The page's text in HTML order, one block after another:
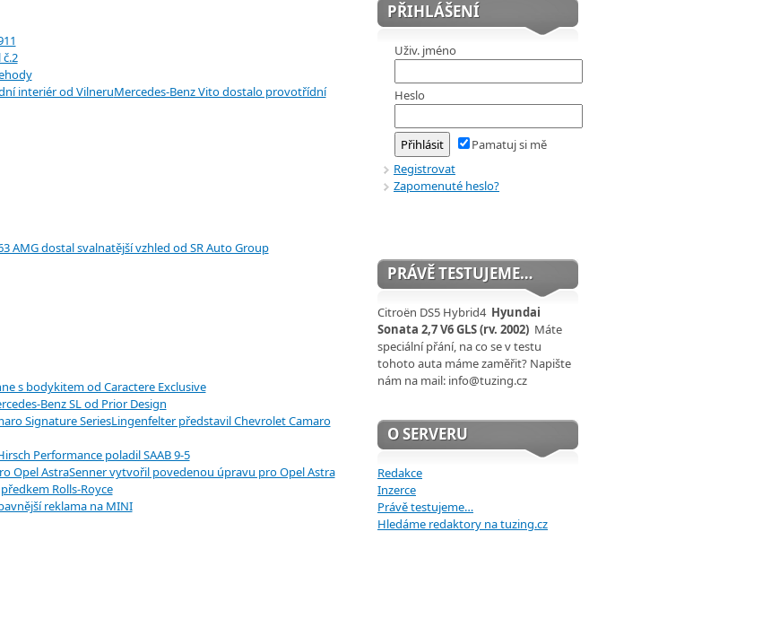
Mercedes-Benz Vito dostalo provotřídní
AMG dostal svalnatější vzhled od SR Auto Group
s bodykitem od Caractere Exclusive
Benz SL od Prior Design
Lingenfelter představil Chevrolet Camaro
Performance poladil SAAB 9-5
Senner vytvořil povedenou úpravu pro Opel Astra
Rolls-Royce
reklama na MINI
PŘIHLÁŠENÍ
Uživ. jméno
Heslo
Pamatuj si mě
Registrovat
Zapomenuté heslo?
PRÁVĚ TESTUJEME…
Citroën DS5 Hybrid4 Hyundai
Sonata 2,7 V6 GLS (rv. 2002) Máte
speciální přání, na co se v testu
tohoto auta máme zaměřit? Napište
nám na mail: info@tuzing.cz
O SERVERU
Redakce
Inzerce
Právě testujeme…
Hledáme redaktory na tuzing.cz